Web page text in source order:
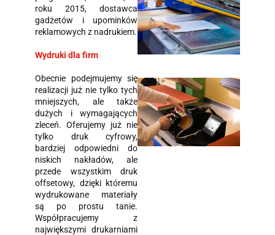
roku 2015, dostawca
gadżetów i upominków
reklamowych z nadrukiem.
Wydruki dla firm
Obecnie podejmujemy się
realizacji już nie tylko tych
mniejszych, ale także
dużych i wymagających
zleceń. Oferujemy już nie
tylko druk cyfrowy,
bardziej odpowiedni do
niskich nakładów, ale
przede wszystkim druk
offsetowy, dzięki któremu
wydrukowane materiały
są po prostu tanie.
Współpracujemy z
największymi drukarniami